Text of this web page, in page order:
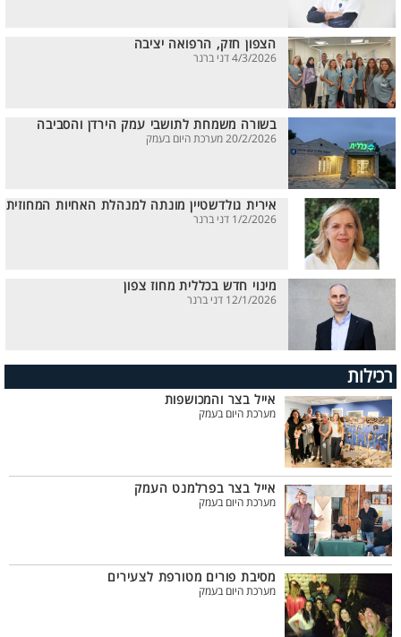
הצפון חזק, הרפואה יציבה
4/3/2026 דני ברנר
בשורה משמחת לתושבי עמק הירדן והסביבה
20/2/2026 מערכת היום בעמק
אירית גולדשטיין מונתה למנהלת האחיות המחוזית
1/2/2026 דני ברנר
מינוי חדש בכללית מחוז צפון
12/1/2026 דני ברנר
רכילות
אייל בצר והמכושפות
מערכת היום בעמק
אייל בצר בפרלמנט העמק
מערכת היום בעמק
מסיבת פורים מטורפת לצעירים
מערכת היום בעמק